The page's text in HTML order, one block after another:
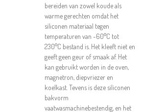
bereiden van zowel koude als
warme gerechten omdat het
siliconen materiaal tegen
temperaturen van -60°C tot
230°C bestand is. Het kleeft niet en
geeft geen geur of smaak af. Het
kan gebruikt worden in de oven,
magnetron, diepvriezer en
koelkast. Tevens is deze siliconen
bakvorm
vaatwasmachinebestendig, en het